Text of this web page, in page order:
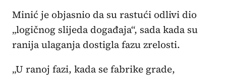
Minić je objasnio da su rastući odlivi dio
„logičnog slijeda događaja“, sada kada su
ranija ulaganja dostigla fazu zrelosti.
„U ranoj fazi, kada se fabrike grade,